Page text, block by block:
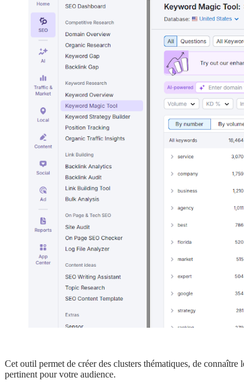
Cet outil permet de créer des clusters thématiques, de
pertinent pour votre audience.